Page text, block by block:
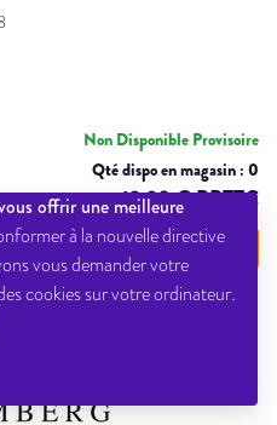
offrir une meilleure
à la nouvelle directive
vous demander votre
cookies sur votre ordinateur.
Non Disponible Provisoire
Qté dispo en magasin : 0
12,20 € PPTTC
DÉTAIL